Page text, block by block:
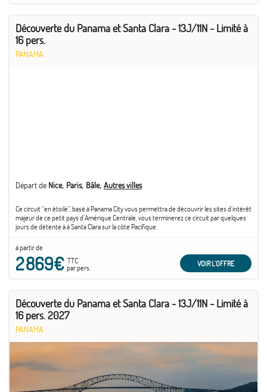
Découverte du Panama et Santa Clara - 13J/11N - Limité à
16 pers.
PANAMA
Départ de Nice Paris Bâle Autres villes
Ce circuit “en étoile”, basé à Panama City vous permettra de découvrir les sites d'intérêt
majeur de ce petit pays d'Amérique Centrale, vous terminerez ce circuit par quelques
jours de détente à à Santa Clara sur la côte Pacifique.
à partir de
2 869€TTC
par pers.
VOIR L'OFFRE
Découverte du Panama et Santa Clara - 13J/11N - Limité à
16 pers. 2027
PANAMA